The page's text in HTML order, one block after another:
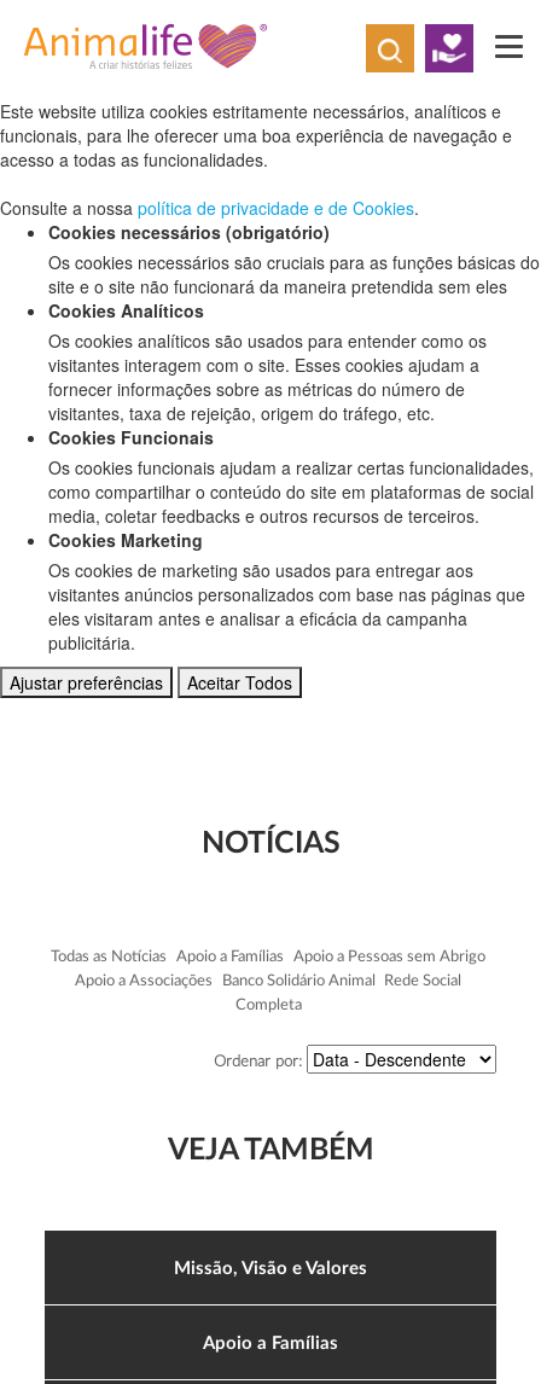
Defina as suas preferências de cookies
para este website.
Este website utiliza cookies estritamente necessários, analíticos e
funcionais, para lhe oferecer uma boa experiência de navegação e
acesso a todas as funcionalidades.
Consulte a nossa política de privacidade e de Cookies.
Cookies necessários (obrigatório)
Os cookies necessários são cruciais para as funções básicas do
site e o site não funcionará da maneira pretendida sem eles
Cookies Analíticos
Os cookies analíticos são usados para entender como os
visitantes interagem com o site. Esses cookies ajudam a
fornecer informações sobre as métricas do número de
visitantes, taxa de rejeição, origem do tráfego, etc.
Cookies Funcionais
Os cookies funcionais ajudam a realizar certas funcionalidades,
como compartilhar o conteúdo do site em plataformas de social
media, coletar feedbacks e outros recursos de terceiros.
Cookies Marketing
Os cookies de marketing são usados para entregar aos
visitantes anúncios personalizados com base nas páginas que
eles visitaram antes e analisar a eficácia da campanha
publicitária.
Ajustar preferências
Aceitar Todos
NOTÍCIAS
Todas as Notícias Apoio a Famílias Apoio a Pessoas sem Abrigo
Apoio a Associações
Banco Solidário Animal Rede Social
Completa
Ordenar por:
VEJA TAMBÉM
Missão, Visão e Valores
Apoio a Famílias